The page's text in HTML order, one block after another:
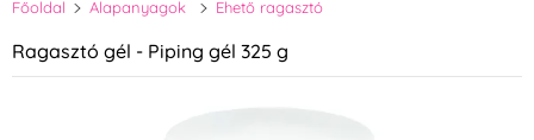
Főoldal Alapanyagok Ehető ragasztó
Ragasztó gél - Piping gél 325 g